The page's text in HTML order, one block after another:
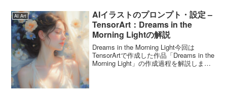
AI Art
AIイラストのプロンプト・設定 –
TensorArt：Dreams in the
Morning Lightの解説
Dreams in the Morning Light今回は
TensorArtで作成した作品「Dreams in the
Morning Light」の作成過程を解説します